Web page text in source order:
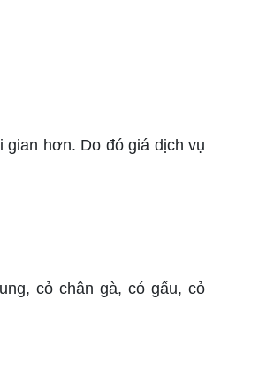
hơn. Do đó giá dịch vụ
cỏ chân gà, có gấu, cỏ